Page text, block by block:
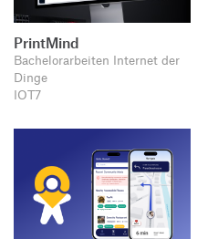
PrintMind
Bachelorarbeiten Internet der
Dinge
IOT7